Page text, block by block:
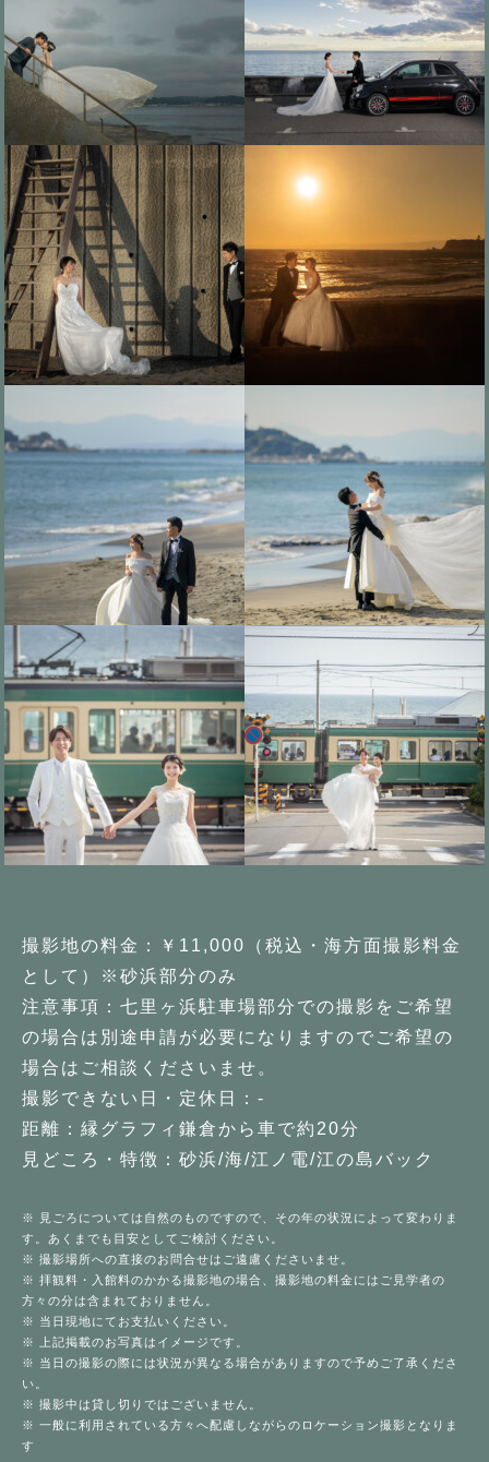
撮影地の料金：￥11,000（税込・海方面撮影料金
として）※砂浜部分のみ
注意事項：七里ヶ浜駐車場部分での撮影をご希望
の場合は別途申請が必要になりますのでご希望の
場合はご相談くださいませ。
撮影できない日・定休日：-
距離：縁グラフィ鎌倉から車で約20分
見どころ・特徴：砂浜/海/江ノ電/江の島バック
※ 見ごろについては自然のものですので、その年の状況によって変わりま
す。あくまでも目安としてご検討ください。
※ 撮影場所への直接のお問合せはご遠慮くださいませ。
※ 拝観料・入館料のかかる撮影地の場合、撮影地の料金にはご見学者の
方々の分は含まれておりません。
※ 当日現地にてお支払いください。
※ 上記掲載のお写真はイメージです。
※ 当日の撮影の際には状況が異なる場合がありますので予めご了承くださ
い。
※ 撮影中は貸し切りではございません。
※ 一般に利用されている方々へ配慮しながらのロケーション撮影となりま
す